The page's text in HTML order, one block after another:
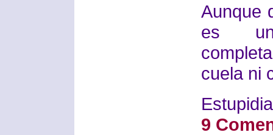
Aunque
es
cuela ni
9